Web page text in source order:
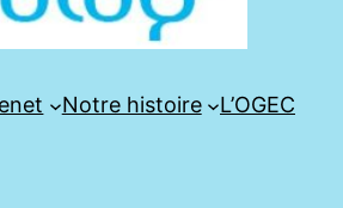
Notre histoire L’OGEC